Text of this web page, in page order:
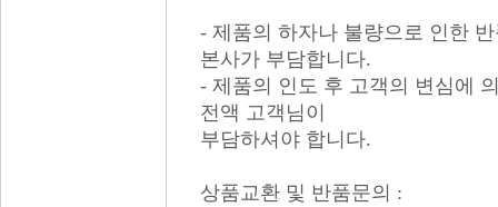
- 제품의 하자나 불량으로 인한
본사가 부담합니다.
- 제품의 인도 후 고객의 변심에
전액 고객님이
부담하셔야 합니다.
상품교환 및 반품문의 :